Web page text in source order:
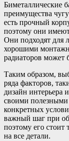
Биметаллические
преимущества
есть прочный
поэтому они
Они подходят для
хорошими
радиаторов может
Таким образом,
ряда факторов,
дизайн интерьера
своими
конкретных
важный шаг при
поэтому его стоит
на все детали.